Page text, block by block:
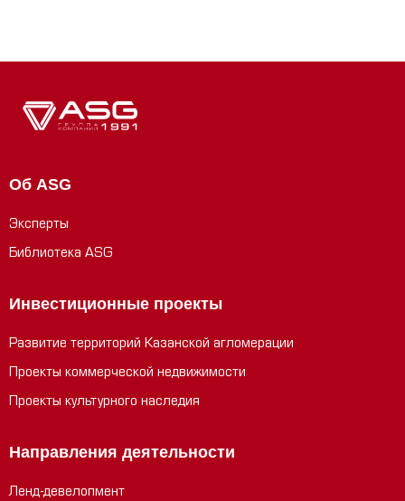
Об ASG
Эксперты
Библиотека ASG
Инвестиционные проекты
Развитие территорий Казанской агломерации
Проекты коммерческой недвижимости
Проекты культурного наследия
Направления деятельности
Ленд-девелопмент